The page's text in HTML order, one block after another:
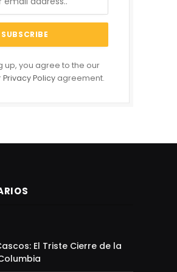
up, you agree to the our
Privacy Policy agreement.
El Triste Cierre de la